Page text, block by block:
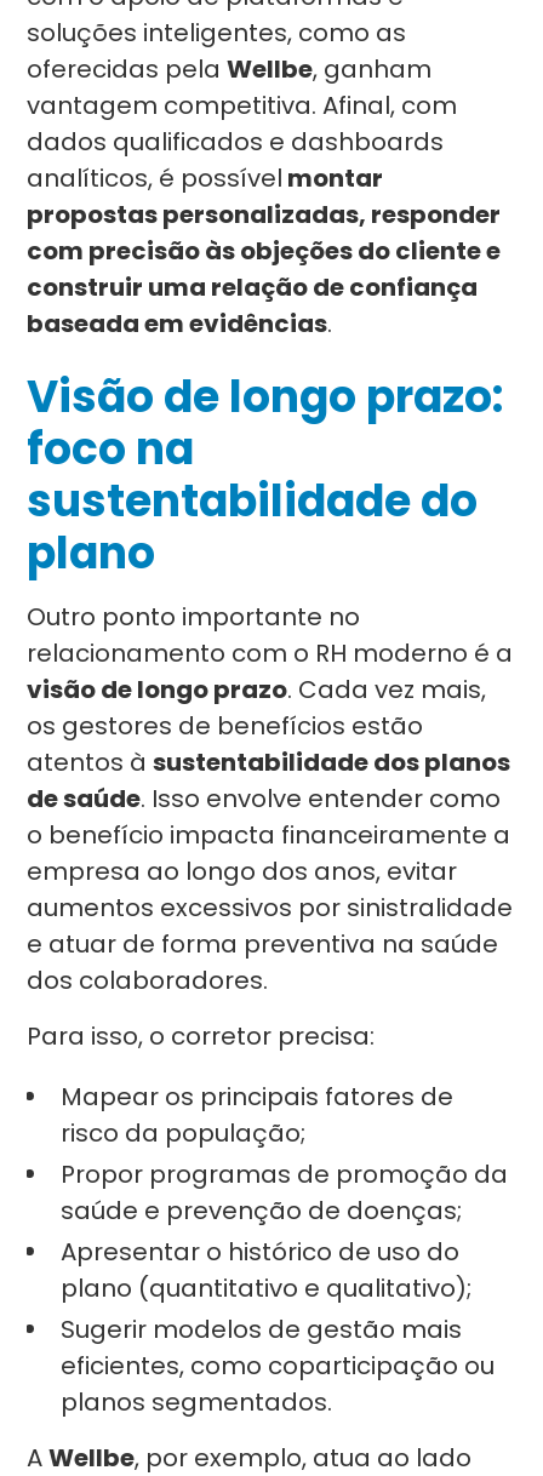
soluções inteligentes, como as
oferecidas pelaWellbe, ganham
vantagem competitiva. Afinal, com
dados qualificados e dashboards
analíticos, é possível montar
propostas personalizadas, responder
com precisão às objeções do cliente e
construir uma relação de confiança
baseada em evidências.
Visão de longo prazo:
foco na
sustentabilidade do
plano
Outro ponto importante no
relacionamento com o RH moderno é a
visão de longo prazo. Cada vez mais,
os gestores de benefícios estão
atentos àsustentabilidade dos planos
de saúde. Isso envolve entender como
o benefício impacta financeiramente a
empresa ao longo dos anos, evitar
aumentos excessivos por sinistralidade
e atuar de forma preventiva na saúde
dos colaboradores.
Para isso, o corretor precisa:
Mapear os principais fatores de
risco da população;
Propor programas de promoção da
saúde e prevenção de doenças;
Apresentar o histórico de uso do
plano (quantitativo e qualitativo);
Sugerir modelos de gestão mais
eficientes, como coparticipação ou
planos segmentados.
AWellbe, por exemplo, atua ao lado